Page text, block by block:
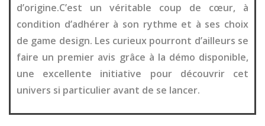
d’origine.C’est un véritable coup de cœur, à
condition d’adhérer à son rythme et à ses choix
de game design. Les curieux pourront d’ailleurs se
faire un premier avis grâce à la démo disponible,
une excellente initiative pour découvrir cet
univers si particulier avant de se lancer.